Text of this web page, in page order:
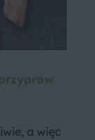
a więc